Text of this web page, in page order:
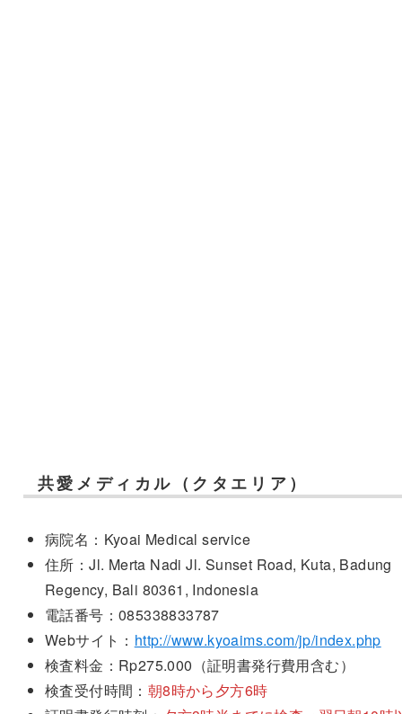
共愛メディカル（クタエリア）
病院名：Kyoai Medical service
住所：Jl. Merta Nadi Jl. Sunset Road, Kuta, Badung
Regency, Bali 80361, Indonesia
電話番号：085338833787
Webサイト： http://www.kyoaims.com/jp/index.php
検査料金：Rp275.000（証明書発行費用含む）
検査受付時間： 朝8時から夕方6時